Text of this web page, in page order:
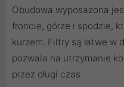
Obudowa wyposażona
froncie, górze i spodzie,
kurzem. Filtry są łatwe w
pozwala na utrzymanie
przez długi czas.